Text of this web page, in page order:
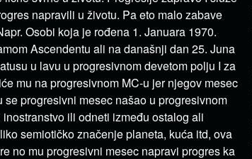
napravili u životu. Pa eto malo zabave
Osobi koja je rođena 1. Januara 1970.
Ascendentu ali na današnji dan 25. Juna
u lavu u progresivnom devetom polju I za
mu na progresivnom MC-u jer njegov mesec
progresivni mesec našao u progresivnom
ili odneti između ostalog ali
semiotičko značenje planeta, kuća itd, ova
no mu progresivni mesec napravi progres ka